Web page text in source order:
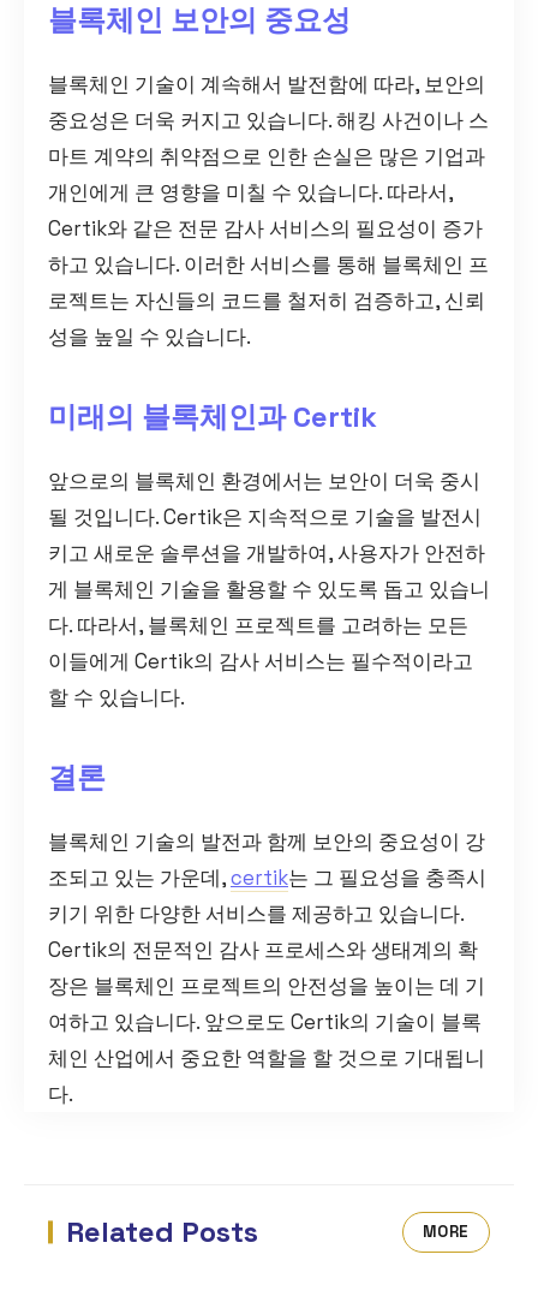
블록체인 보안의 중요성
블록체인 기술이 계속해서 발전함에 따라, 보안의
중요성은 더욱 커지고 있습니다. 해킹 사건이나 스
마트 계약의 취약점으로 인한 손실은 많은 기업과
개인에게 큰 영향을 미칠 수 있습니다. 따라서,
Certik와 같은 전문 감사 서비스의 필요성이 증가
하고 있습니다. 이러한 서비스를 통해 블록체인 프
로젝트는 자신들의 코드를 철저히 검증하고, 신뢰
성을 높일 수 있습니다.
미래의 블록체인과 Certik
앞으로의 블록체인 환경에서는 보안이 더욱 중시
될 것입니다. Certik은 지속적으로 기술을 발전시
키고 새로운 솔루션을 개발하여, 사용자가 안전하
게 블록체인 기술을 활용할 수 있도록 돕고 있습니
다. 따라서, 블록체인 프로젝트를 고려하는 모든
이들에게 Certik의 감사 서비스는 필수적이라고
할 수 있습니다.
결론
블록체인 기술의 발전과 함께 보안의 중요성이 강
조되고 있는 가운데,certik는 그 필요성을 충족시
키기 위한 다양한 서비스를 제공하고 있습니다.
Certik의 전문적인 감사 프로세스와 생태계의 확
장은 블록체인 프로젝트의 안전성을 높이는 데 기
여하고 있습니다. 앞으로도 Certik의 기술이 블록
체인 산업에서 중요한 역할을 할 것으로 기대됩니
다.
Related Posts MORE